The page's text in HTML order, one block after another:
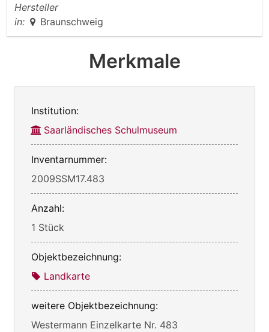
Hersteller
in:
Braunschweig
Merkmale
Institution:
Saarländisches Schulmuseum
Inventarnummer:
2009SSM17.483
Anzahl:
1 Stück
Objektbezeichnung:
Landkarte
weitere Objektbezeichnung:
Westermann Einzelkarte Nr. 483